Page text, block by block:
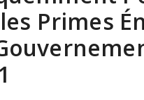
Primes